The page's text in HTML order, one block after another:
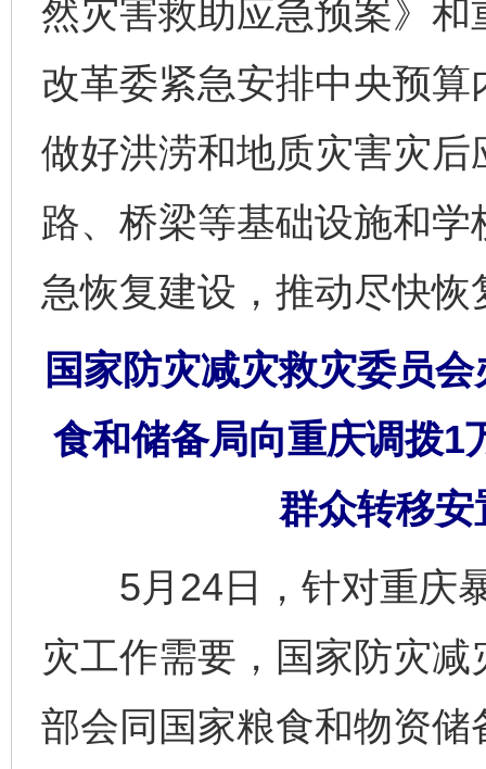
然灾害救助应急预案》
改革委紧急安排中央预
做好洪涝和地质灾害灾
路、桥梁等基础设施和
急恢复建设，推动尽快
国家防灾减灾救灾委员
食和储备局向重庆调拨1
群众转移
5月24日，针对重庆暴
灾工作需要，国家防灾
部会同国家粮食和物资